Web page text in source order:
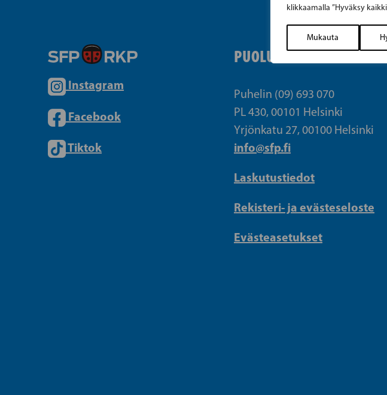
klikkaamalla ”Hyväksy
Mukauta
Instagram
Facebook
Tiktok
PUOLUETOIMISTO
Puhelin (09) 693 070
PL 430, 00101 Helsinki
Yrjönkatu 27, 00100 Helsinki
info@sfp.fi
Laskutustiedot
Rekisteri- ja evästeseloste
Evästeasetukset